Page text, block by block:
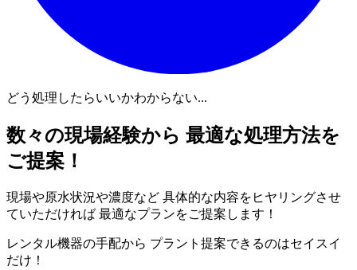
どう処理したらいいかわからない...
数々の現場経験から 最適な処理方法を
ご提案！
現場や原水状況や濃度など 具体的な内容をヒヤリングさせ
ていただければ 最適なプランをご提案します！
レンタル機器の手配から プラント提案できるのはセイスイ
だけ！